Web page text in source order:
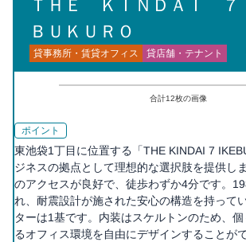
ＴＨＥ ＫＩＮＤＡＩ ７
ＢＵＫＵＲＯ
貸事務所・賃貸オフィス 貸店舗・テナント
合計12枚の画像
ポイント
東池袋1丁目に位置する「THE KINDAI 7
ジネスの拠点として理想的な選択肢を提供し
のアクセスが良好で、徒歩わずか4分です。
れ、耐震設計が施された安心の構造を持って
ターは1基です。内装はスケルトンのため、
るオフィス環境を自由にデザインすることが